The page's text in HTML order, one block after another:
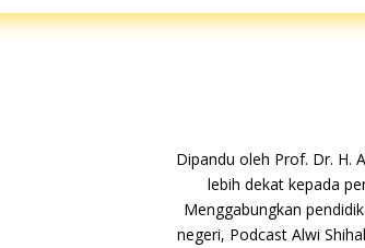
Dipandu oleh Prof. Dr. H.
lebih dekat kepada
Menggabungkan
negeri, Podcast Alwi